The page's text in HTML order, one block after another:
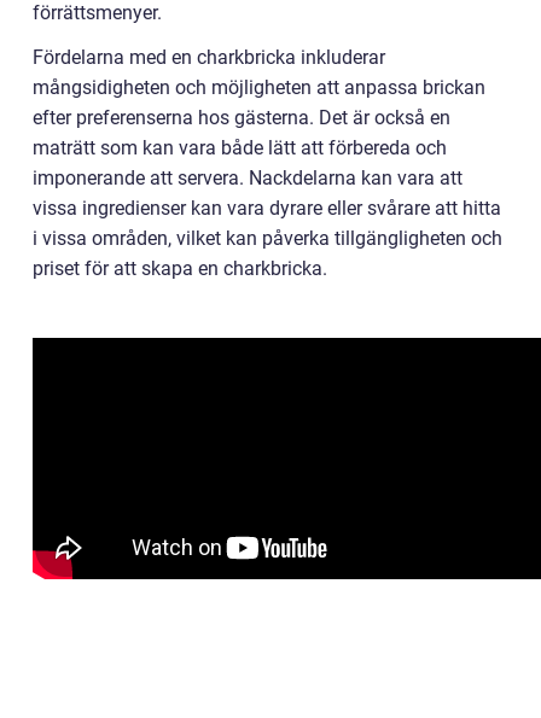
förrättsmenyer.
Fördelarna med en charkbricka inkluderar
mångsidigheten och möjligheten att anpassa brickan
efter preferenserna hos gästerna. Det är också en
maträtt som kan vara både lätt att förbereda och
imponerande att servera. Nackdelarna kan vara att
vissa ingredienser kan vara dyrare eller svårare att hitta
i vissa områden, vilket kan påverka tillgängligheten och
priset för att skapa en charkbricka.